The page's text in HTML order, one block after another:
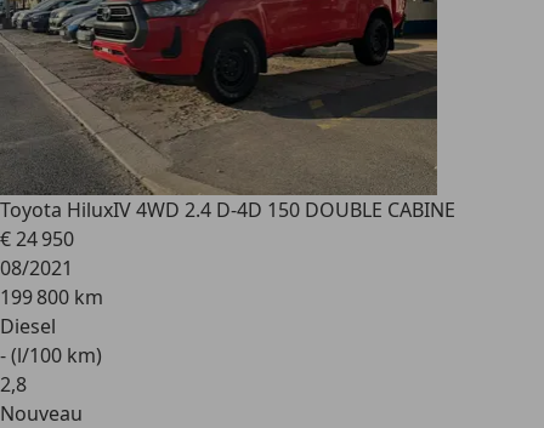
Toyota HiluxIV 4WD 2.4 D-4D 150 DOUBLE CABINE
€ 24 950
08/2021
199 800 km
Diesel
- (l/100 km)
2,8
Nouveau